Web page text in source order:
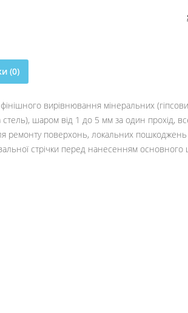
(0)
фінішного вирівнювання мінеральних
стель), шаром від 1 до 5 мм за один прохід,
поверхонь, локальних
стрічки перед нанесенням основного